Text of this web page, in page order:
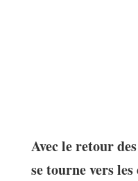
Avec le retour
se tourne vers